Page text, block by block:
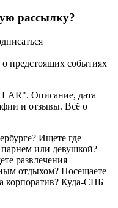
рассылку?
предстоящих событиях
Описание, дата
и отзывы. Всё о
Ищете где
парнем или девушкой?
развлечения
отдыхом? Посещаете
корпоратив? Куда-СПБ